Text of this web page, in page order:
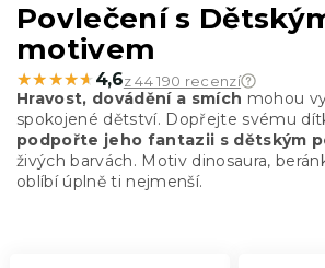
Povlečení s
motivem
★★★★★
★★★★★ 4,6z 44 190 recenzí
Hravost, dovádění a smích mohou
spokojené dětství. Dopřejte svému
podpořte jeho fantazii s dětským
živých barvách. Motiv dinosaura,
oblíbí úplně ti nejmenší.